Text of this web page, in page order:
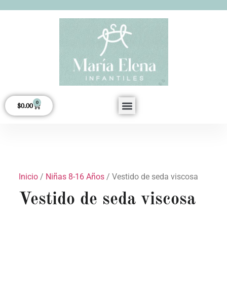
$0.00 0
Inicio/ Niñas 8-16 Años/ Vestido de seda viscosa
Vestido de seda viscosa